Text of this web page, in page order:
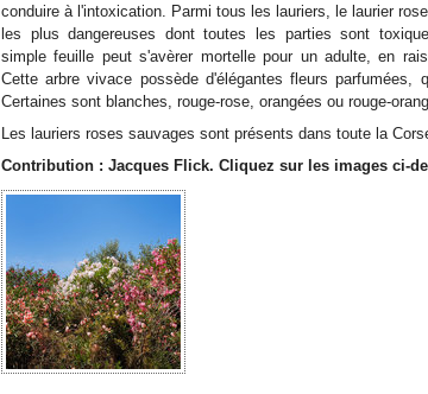
conduire à l'intoxication. Parmi tous les lauriers, le laurier
les plus dangereuses dont toutes les parties sont
simple feuille peut s'avèrer mortelle pour un adulte, en
Cette arbre vivace possède d'élégantes fleurs parfumées,
Certaines sont blanches, rouge-rose, orangées ou rouge-
Les lauriers roses sauvages sont présents dans toute la
Contribution : Jacques Flick. Cliquez sur les images ci-